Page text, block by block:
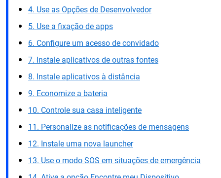
4. Use as Opções de Desenvolvedor
5. Use a fixação de apps
6. Configure um acesso de convidado
7. Instale aplicativos de outras fontes
8. Instale aplicativos à distância
9. Economize a bateria
10. Controle sua casa inteligente
11. Personalize as notificações de mensagens
12. Instale uma nova launcher
13. Use o modo SOS em situações de emergência